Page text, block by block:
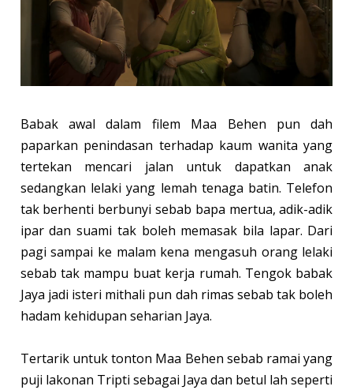
Babak awal dalam filem Maa Behen pun dah
paparkan penindasan terhadap kaum wanita yang
tertekan mencari jalan untuk dapatkan anak
sedangkan lelaki yang lemah tenaga batin. Telefon
tak berhenti berbunyi sebab bapa mertua, adik-adik
ipar dan suami tak boleh memasak bila lapar. Dari
pagi sampai ke malam kena mengasuh orang lelaki
sebab tak mampu buat kerja rumah. Tengok babak
Jaya jadi isteri mithali pun dah rimas sebab tak boleh
hadam kehidupan seharian Jaya.
Tertarik untuk tonton Maa Behen sebab ramai yang
puji lakonan Tripti sebagai Jaya dan betul lah seperti